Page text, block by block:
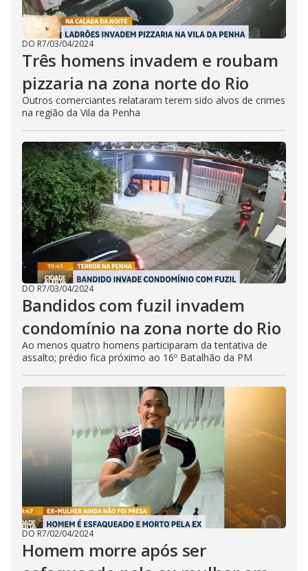
DO R7/03/04/2024
Três homens invadem e roubam
pizzaria na zona norte do Rio
Outros comerciantes relataram terem sido alvos de crimes
na região da Vila da Penha
DO R7/03/04/2024
Bandidos com fuzil invadem
condomínio na zona norte do Rio
Ao menos quatro homens participaram da tentativa de
assalto; prédio fica próximo ao 16º Batalhão da PM
DO R7/02/04/2024
Homem morre após ser